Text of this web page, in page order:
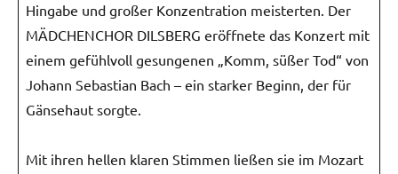
Hingabe und großer Konzentration meisterten. Der
MÄDCHENCHOR DILSBERG eröffnete das Konzert mit
einem gefühlvoll gesungenen „Komm, süßer Tod“ von
Johann Sebastian Bach – ein starker Beginn, der für
Gänsehaut sorgte.
Mit ihren hellen klaren Stimmen ließen sie im Mozart